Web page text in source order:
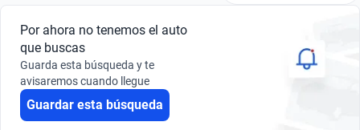
Busca por marca
Busca por modelo
Busca por versión
Por ahora no tenemos el auto
que buscas
Guarda esta búsqueda y te
avisaremos cuando llegue
Guardar esta búsqueda